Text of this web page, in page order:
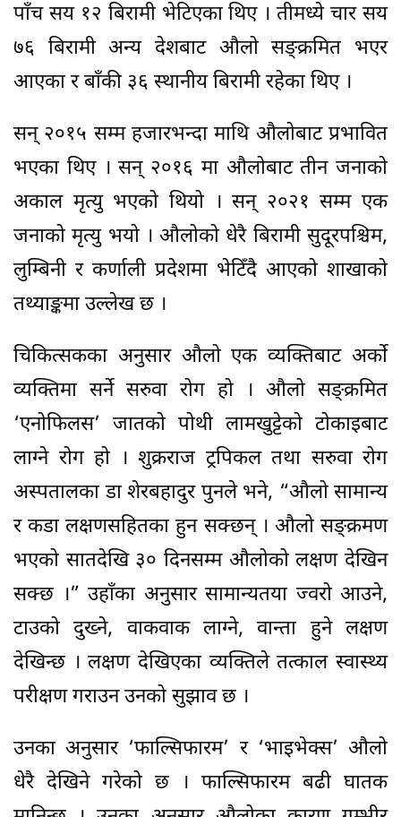
पाँच सय १२ बिरामी भेटिएका थिए । तीमध्ये चार सय
७६ बिरामी अन्य देशबाट औलो सङ्क्रमित भएर
आएका र बाँकी ३६ स्थानीय बिरामी रहेका थिए ।
सन् २०१५ सम्म हजारभन्दा माथि औलोबाट प्रभावित
भएका थिए । सन् २०१६ मा औलोबाट तीन जनाको
अकाल मृत्यु भएको थियो । सन् २०२१ सम्म एक
जनाको मृत्यु भयो । औलोको धेरै बिरामी सुदूरपश्चिम,
लुम्बिनी र कर्णाली प्रदेशमा भेटिँदै आएको शाखाको
तथ्याङ्कमा उल्लेख छ ।
चिकित्सकका अनुसार औलो एक व्यक्तिबाट अर्को
व्यक्तिमा सर्ने सरुवा रोग हो । औलो सङ्क्रमित
‘एनोफिलस’ जातको पोथी लामखुट्टेको टोकाइबाट
लाग्ने रोग हो । शुक्रराज ट्रपिकल तथा सरुवा रोग
अस्पतालका डा शेरबहादुर पुनले भने, “औलो सामान्य
र कडा लक्षणसहितका हुन सक्छन् । औलो सङ्क्रमण
भएको सातदेखि ३० दिनसम्म औलोको लक्षण देखिन
सक्छ ।” उहाँका अनुसार सामान्यतया ज्वरो आउने,
टाउको दुख्ने, वाकवाक लाग्ने, वान्ता हुने लक्षण
देखिन्छ । लक्षण देखिएका व्यक्तिले तत्काल स्वास्थ्य
परीक्षण गराउन उनको सुझाव छ ।
उनका अनुसार ‘फाल्सिफारम’ र ‘भाइभेक्स’ औलो
धेरै देखिने गरेको छ । फाल्सिफारम बढी घातक